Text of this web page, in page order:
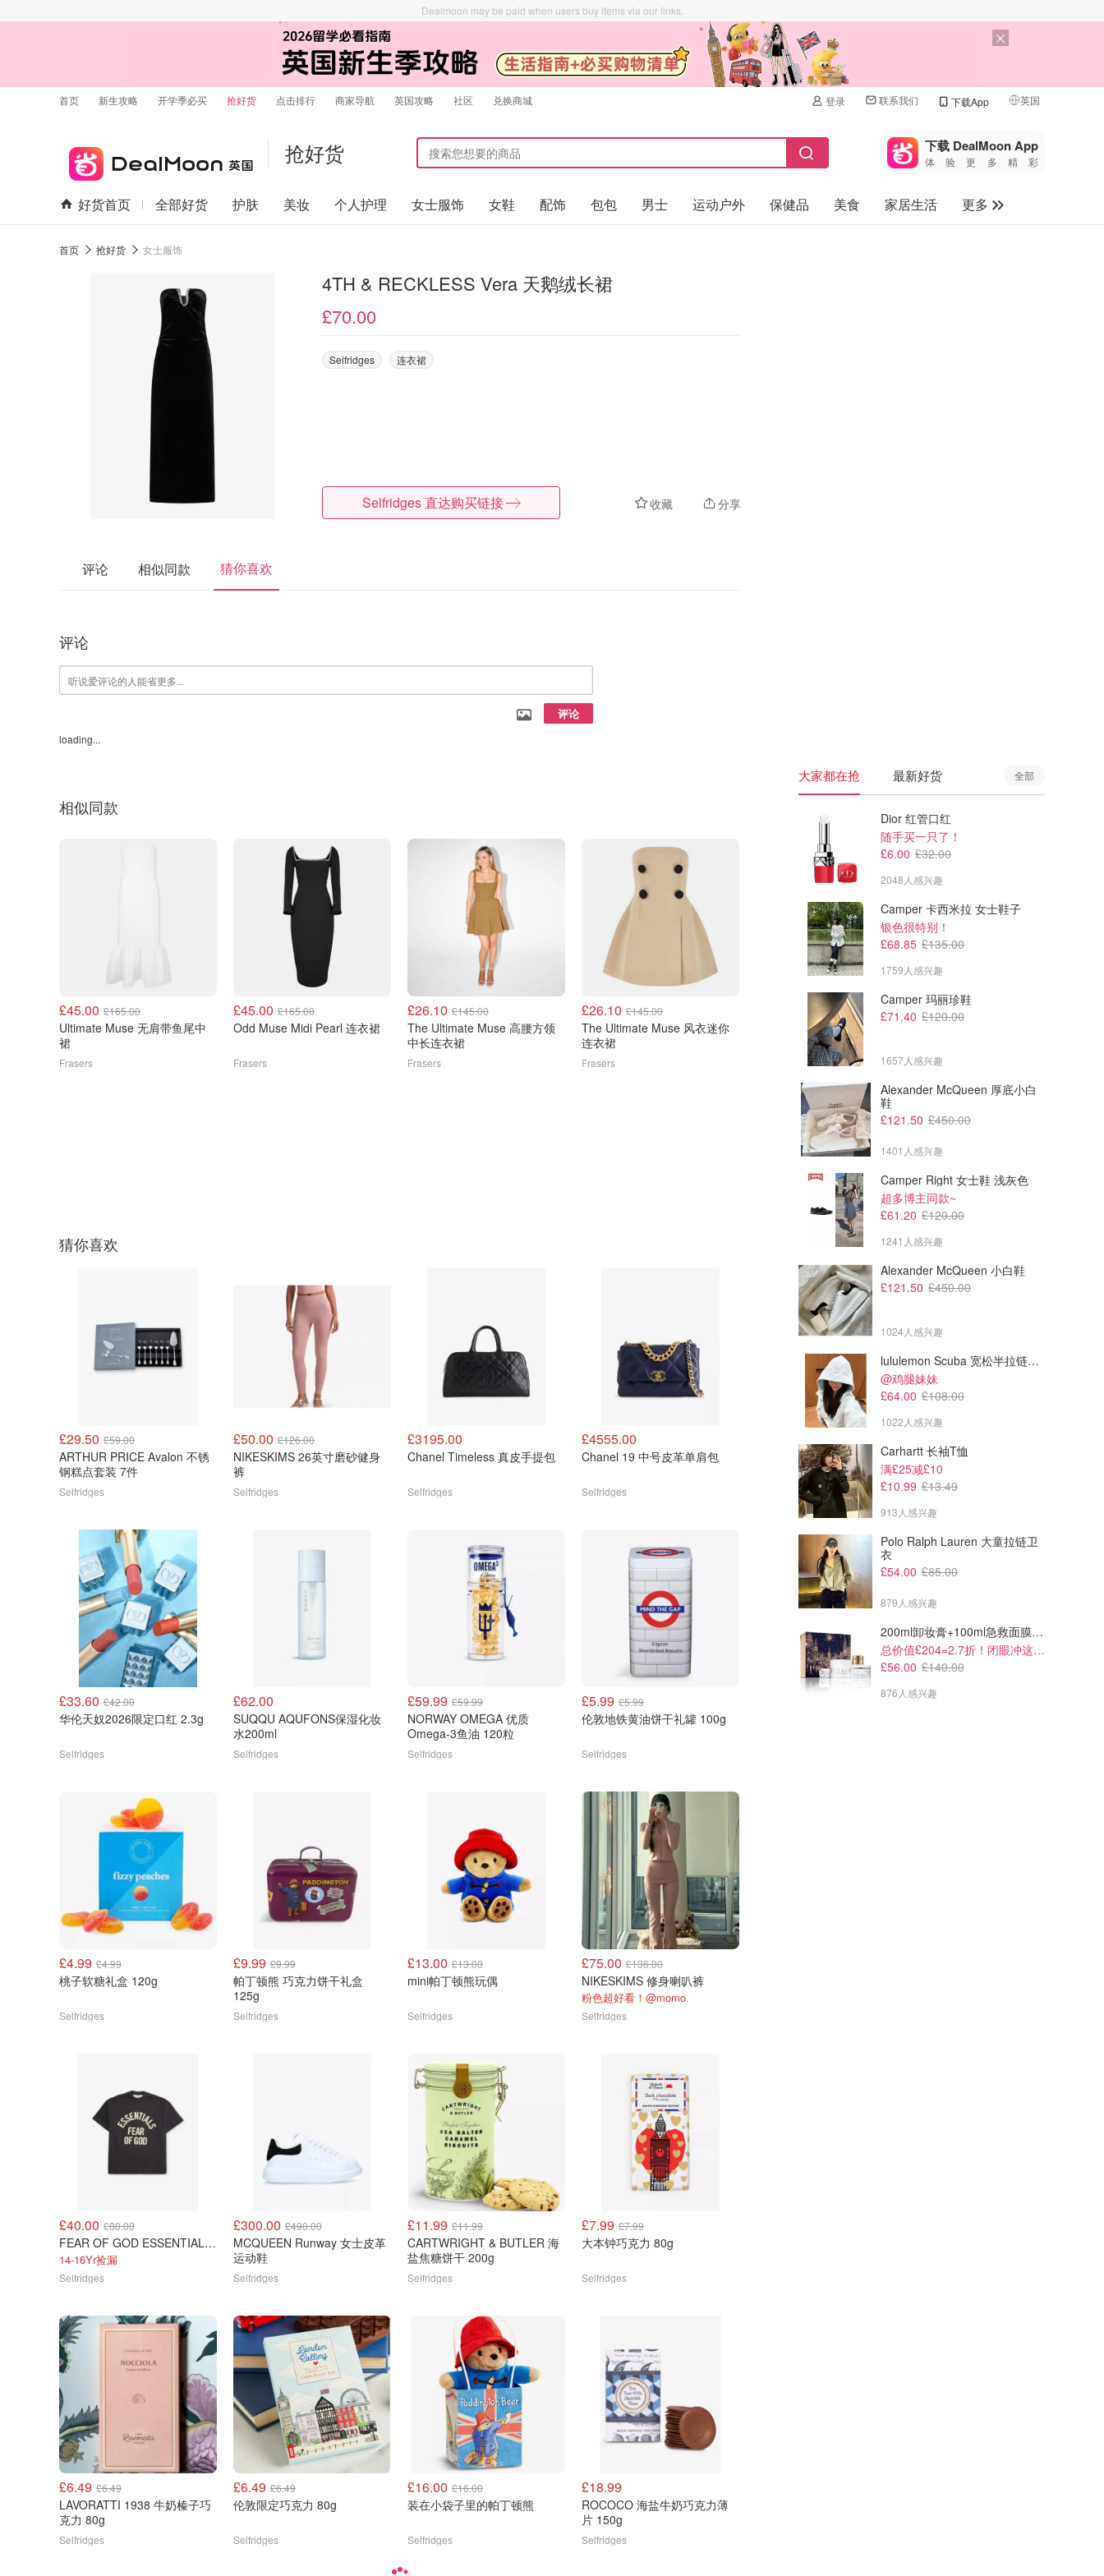
Dealmoon may be paid when users buy items via our links.
首页 新生攻略 开学季必买 抢好货 点击排行 商家导航 英国攻略 社区 兑换商城 登录 联系我们 下载App 英国
🇺🇸
🇨🇳 中国
🇨🇦加拿大
抢好货 下载 DealMoon App
体验更多精彩
好货首页 全部好货 护肤 美妆 个人护理 女士服饰 女鞋 配饰 包包 男士 运动户外 保健品 美食 家居生活
更多
首页 抢好货 女士服饰
4TH & RECKLESS Vera 天鹅绒长裙
£70.00
Selfridges 连衣裙
收藏 分享
Selfridges 直达购买链接
评论 相似同款 猜你喜欢
评论
评论
loading...
相似同款
£45.00 £165.00
Ultimate Muse 无肩带鱼尾中
裙
Frasers
£45.00 £165.00
Odd Muse Midi Pearl 连衣裙
Frasers
£26.10 £145.00
The Ultimate Muse 高腰方领
中长连衣裙
Frasers
£26.10 £145.00
The Ultimate Muse 风衣迷你
连衣裙
Frasers
£165.00
Exclusive Muse No. 1 连衣裙
超法式~这个价格还说啥了
£34.20
Frasers
猜你喜欢
£29.50 £59.00
ARTHUR PRICE Avalon 不锈
钢糕点套装 7件
Selfridges
£50.00 £126.00
NIKESKIMS 26英寸磨砂健身
裤
Selfridges
£3195.00
Chanel Timeless 真皮手提包
Selfridges
£4555.00
Chanel 19 中号皮革单肩包
Selfridges
£33.60 £42.00
华伦天奴2026限定口红 2.3g
Selfridges
£62.00
SUQQU AQUFONS保湿化妆
水200ml
Selfridges
£59.99 £59.99
NORWAY OMEGA 优质
Omega-3鱼油 120粒
Selfridges
£5.99 £5.99
伦敦地铁黄油饼干礼罐 100g
Selfridges
£4.99 £4.99
桃子软糖礼盒 120g
Selfridges
£9.99 £9.99
帕丁顿熊 巧克力饼干礼盒
125g
Selfridges
£13.00 £13.00
mini帕丁顿熊玩偶
Selfridges
£75.00 £136.00
NIKESKIMS 修身喇叭裤
粉色超好看！@momo
Selfridges
£40.00 £80.00
FEAR OF GOD ESSENTIALS 90's短袖棉T恤
14-16Yr捡漏
Selfridges
£300.00 £490.00
MCQUEEN Runway 女士皮革
运动鞋
Selfridges
£11.99 £11.99
CARTWRIGHT & BUTLER 海
盐焦糖饼干 200g
Selfridges
£7.99 £7.99
大本钟巧克力 80g
Selfridges
£6.49 £6.49
LAVORATTI 1938 牛奶榛子巧
克力 80g
Selfridges
£6.49 £6.49
伦敦限定巧克力 80g
Selfridges
£16.00 £16.00
装在小袋子里的帕丁顿熊
Selfridges
£18.99
ROCOCO 海盐牛奶巧克力薄
片 150g
Selfridges
大家都在抢 最新好货 全部
Dior 红管口红
随手买一只了！
£6.00 £32.00
2048人感兴趣
Camper 卡西米拉 女士鞋子
银色很特别！
£68.85 £135.00
1759人感兴趣
Camper 玛丽珍鞋
£71.40 £120.00
1657人感兴趣
Alexander McQueen 厚底小白
鞋
£121.50 £450.00
1401人感兴趣
Camper Right 女士鞋 浅灰色
超多博主同款~
£61.20 £120.00
1241人感兴趣
Alexander McQueen 小白鞋
£121.50 £450.00
1024人感兴趣
lululemon Scuba 宽松半拉链卫衣
@鸡腿妹妹
£64.00 £108.00
1022人感兴趣
Carhartt 长袖T恤
满£25减£10
£10.99 £13.49
913人感兴趣
Polo Ralph Lauren 大童拉链卫
衣
£54.00 £85.00
879人感兴趣
200ml卸妆膏+100ml急救面膜+面霜+洁颜布
总价值£204=2.7折！闭眼冲这套！
£56.00 £140.00
876人感兴趣